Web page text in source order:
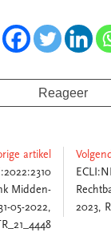
Reageer
artikel
Midden-
05-2022,
2023,